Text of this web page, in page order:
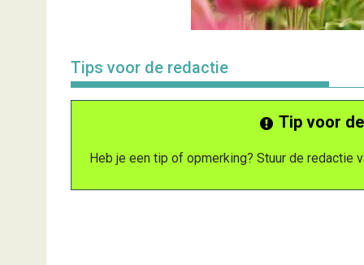
Tips voor de redactie
Tip voor
Heb je een tip of opmerking? Stuur de redactie